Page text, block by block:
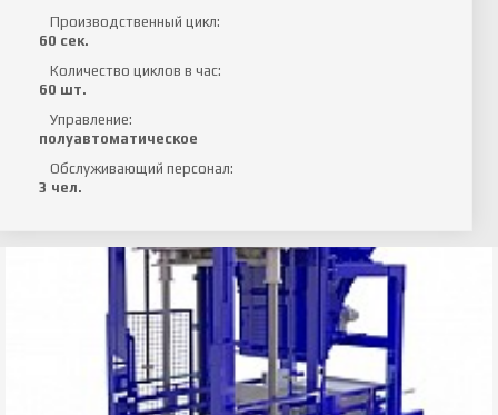
Производственный цикл:
60 сек.
Количество циклов в час:
60 шт.
Управление:
полуавтоматическое
Обслуживающий персонал:
3 чел.